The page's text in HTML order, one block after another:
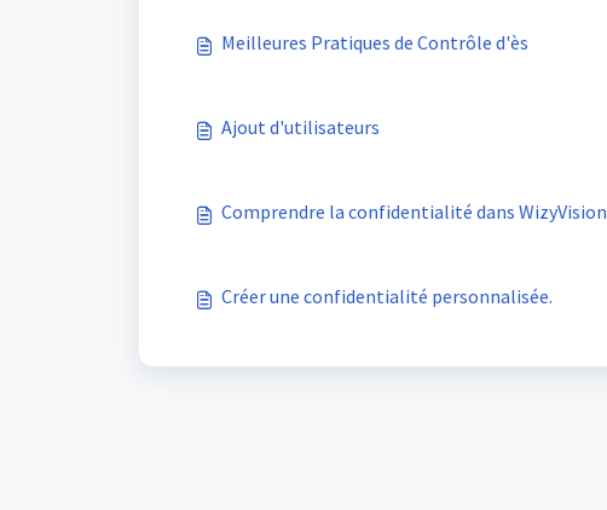
Meilleures Pratiques de Contrôle d'ès
Ajout d'utilisateurs
Comprendre la confidentialité dans WizyVision
Créer une confidentialité personnalisée.